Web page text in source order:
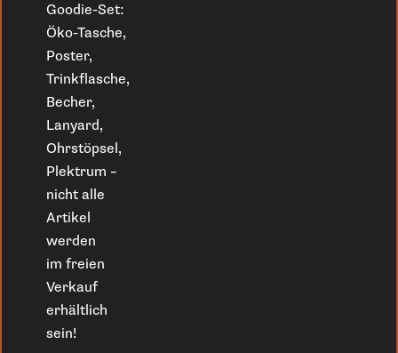
Goodie-Set:
Öko-Tasche,
Poster,
Trinkflasche,
Becher,
Lanyard,
Ohrstöpsel,
Plektrum –
nicht alle
Artikel
werden
im freien
Verkauf
erhältlich
sein!